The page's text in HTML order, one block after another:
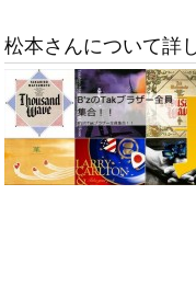
松本さんについて詳